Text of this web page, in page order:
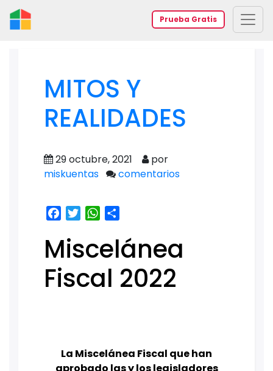
Prueba Gratis
MITOS Y
REALIDADES
29 octubre, 2021
por
miskuentas
comentarios
Facebook
TwitterWhatsApp
Miscelánea
Fiscal 2022
La Miscelánea Fiscal que han